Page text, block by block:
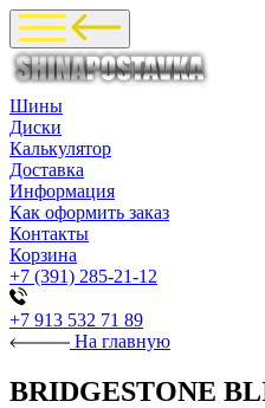
Шины
Диски
Калькулятор
Доставка
Информация
Как оформить заказ
Контакты
Корзина
+7 (391) 285-21-12
+7 913 532 71 89
На главную
BRIDGESTONE